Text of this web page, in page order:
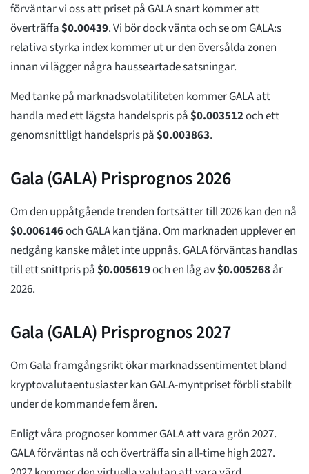
förväntar vi oss att priset på GALA snart kommer att
överträffa$0.00439. Vi bör dock vänta och se om GALA:s
relativa styrka index kommer ut ur den översålda zonen
innan vi lägger några hausseartade satsningar.
Med tanke på marknadsvolatiliteten kommer GALA att
handla med ett lägsta handelspris på$0.003512och ett
genomsnittligt handelspris på$0.003863.
Gala (GALA) Prisprognos 2026
Om den uppåtgående trenden fortsätter till 2026 kan den nå
$0.006146och GALA kan tjäna. Om marknaden upplever en
nedgång kanske målet inte uppnås. GALA förväntas handlas
till ett snittpris på$0.005619och en låg av$0.005268år
2026.
Gala (GALA) Prisprognos 2027
Om Gala framgångsrikt ökar marknadssentimentet bland
kryptovalutaentusiaster kan GALA-myntpriset förbli stabilt
under de kommande fem åren.
Enligt våra prognoser kommer GALA att vara grön 2027.
GALA förväntas nå och överträffa sin all-time high 2027.